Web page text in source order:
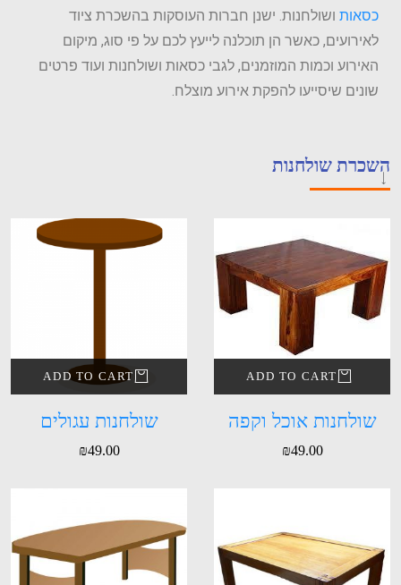
כסאותושולחנות. ישנן חברות העוסקות בהשכרת ציוד
לאירועים, כאשר הן תוכלנה לייעץ לכם על פי סוג, מיקום
האירוע וכמות המוזמנים, לגבי כסאות ושולחנות ועוד פרטים
שונים שיסייעו להפקת אירוע מוצלח.
השכרת שולחנות
ADD TO CART
שולחנות אוכל וקפה
₪49.00
ADD TO CART
שולחנות עגולים
₪49.00